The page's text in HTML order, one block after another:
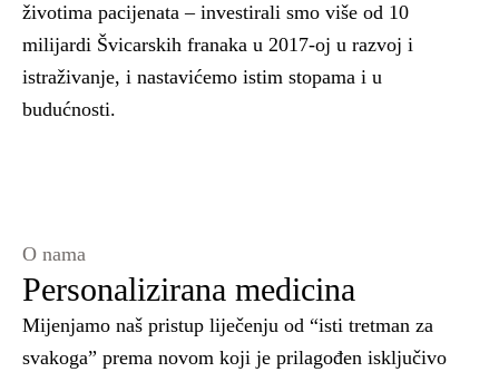
životima pacijenata – investirali smo više od 10
milijardi Švicarskih franaka u 2017-oj u razvoj i
istraživanje, i nastavićemo istim stopama i u
budućnosti.
O nama
Personalizirana medicina
Mijenjamo naš pristup liječenju od “isti tretman za
svakoga” prema novom koji je prilagođen isključivo